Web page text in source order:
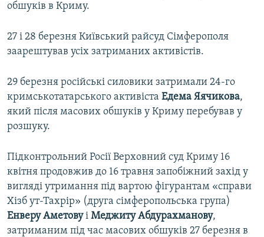
обшуків в Криму.
27 і 28 березня Київський райсуд Сімферополя
заарештував усіх затриманих активістів.
29 березня російські силовики затримали 24-го
кримськотатарського активіста Едема Яячикова,
який після масових обшуків у Криму перебував у
розшуку.
Підконтрольний Росії Верховний суд Криму 16
квітня продовжив до 16 травня запобіжний захід у
вигляді утримання під вартою фігурантам «справи
Хізб ут-Тахрір» (друга сімферопольська група)
Енверу Аметовуі Меджиту Абдурахманову,
затриманим під час масових обшуків 27 березня в